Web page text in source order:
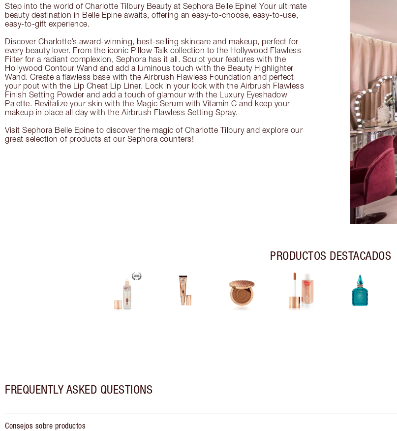
Step into the world of Charlotte Tilbury Beauty at Sephora Belle Epine! Your ultimate
beauty destination in Belle Epine awaits, offering an easy-to-choose, easy-to-use,
easy-to-gift experience.
Discover Charlotte’s award-winning, best-selling skincare and makeup, perfect for
every beauty lover. From the iconic Pillow Talk collection to the Hollywood Flawless
Filter for a radiant complexion, Sephora has it all. Sculpt your features with the
Hollywood Contour Wand and add a luminous touch with the Beauty Highlighter
Wand. Create a flawless base with the Airbrush Flawless Foundation and perfect
your pout with the Lip Cheat Lip Liner. Lock in your look with the Airbrush Flawless
Finish Setting Powder and add a touch of glamour with the Luxury Eyeshadow
Palette. Revitalize your skin with the Magic Serum with Vitamin C and keep your
makeup in place all day with the Airbrush Flawless Setting Spray.
Visit Sephora Belle Epine to discover the magic of Charlotte Tilbury and explore our
great selection of products at our Sephora counters!
PRODUCTOS DESTACADOS
FREQUENTLY ASKED QUESTIONS
Consejos sobre productos